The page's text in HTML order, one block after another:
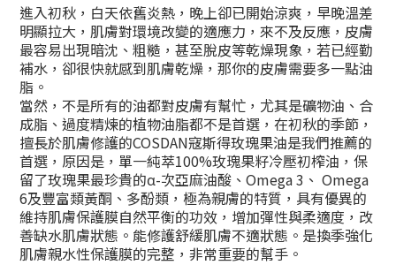
進入初秋，白天依舊炎熱，晚上卻已開始涼爽，早晚溫差
明顯拉大，肌膚對環境改變的適應力，來不及反應，皮膚
最容易出現暗沈、粗糙，甚至脫皮等乾燥現象，若已經勤
補水，卻很快就感到肌膚乾燥，那你的皮膚需要多一點油
脂。
當然，不是所有的油都對皮膚有幫忙，尤其是礦物油、合
成脂、過度精煉的植物油脂都不是首選，在初秋的季節，
擅長於肌膚修護的COSDAN寇斯得玫瑰果油是我們推薦的
首選，原因是，單一純萃100%玫瑰果籽冷壓初榨油，保
留了玫瑰果最珍貴的α-次亞麻油酸、Omega 3、 Omega
6及豐富類黃酮、多酚類，極為親膚的特質，具有優異的
維持肌膚保護膜自然平衡的功效，增加彈性與柔適度，改
善缺水肌膚狀態。能修護舒緩肌膚不適狀態。是換季強化
肌膚親水性保護膜的完整，非常重要的幫手。